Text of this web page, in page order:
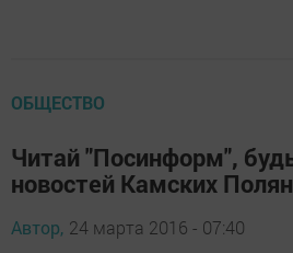
ОБЩЕСТВО
Читай "Посинформ",
новостей Камских
Автор, 24 марта 2016 - 07:40